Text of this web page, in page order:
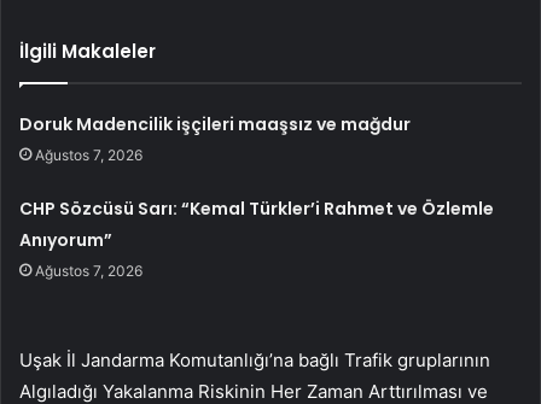
İlgili Makaleler
Doruk Madencilik işçileri maaşsız ve mağdur
Ağustos 7, 2026
CHP Sözcüsü Sarı: “Kemal Türkler’i Rahmet ve Özlemle
Anıyorum”
Ağustos 7, 2026
Uşak İl Jandarma Komutanlığı’na bağlı Trafik gruplarının
Algıladığı Yakalanma Riskinin Her Zaman Arttırılması ve